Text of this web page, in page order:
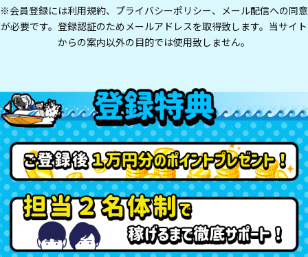
※会員登録には利用規約、プライバシーポリシー、メール配信への同意
が必要です。登録認証のためメールアドレスを取得致します。当サイト
からの案内以外の目的では使用致しません。